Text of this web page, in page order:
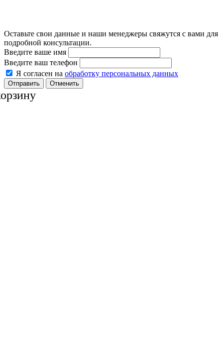
Оставьте свои данные и наши менеджеры свяжутся с вами для
подробной консультации.
Введите ваше имя
Введите ваш телефон
Я согласен на обработку персональных данных
Отменить